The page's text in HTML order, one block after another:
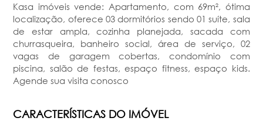
Kasa imóveis vende: Apartamento, com 69m², ótima
localização, oferece 03 dormitórios sendo 01 suíte, sala
de estar ampla, cozinha planejada, sacada com
churrasqueira, banheiro social, área de serviço, 02
vagas de garagem cobertas, condomínio com
piscina, salão de festas, espaço fitness, espaço kids.
Agende sua visita conosco
CARACTERÍSTICAS DO IMÓVEL